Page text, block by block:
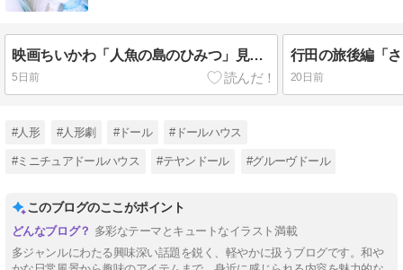
映画ちいかわ「人魚の島のひみつ」見てきました！
5日前
行田の旅後編「
20日前
#人形 #人形劇 #ドール #ドールハウス
#ミニチュアドールハウス #テヤンドール #グルーヴドール
このブログのここがポイント
多彩なテーマとキュートなイラスト満載
多ジャンルにわたる興味深い話題を鋭く、軽やかに扱うブログです。和や